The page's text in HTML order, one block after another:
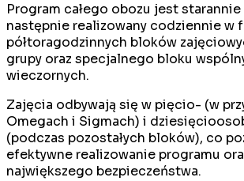
Program całego obozu jest starannie
następnie realizowany codziennie w
półtoragodzinnych bloków
grupy oraz specjalnego bloku
wieczornych.
Zajęcia odbywają się w pięcio- (w
Omegach i Sigmach) i
(podczas pozostałych bloków), co
efektywne realizowanie programu
największego bezpieczeństwa.